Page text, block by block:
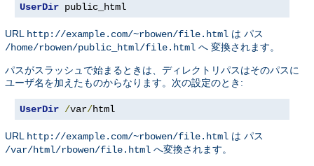
UserDir public_html
URL http://example.com/~rbowen/file.html は パス
/home/rbowen/public_html/file.html へ 変換されます。
パスがスラッシュで始まるときは、ディレクトリパスはそのパスに
ユーザ名を加えたものからなります。次の設定のとき:
UserDir /var/html
URL http://example.com/~rbowen/file.html は パス
/var/html/rbowen/file.html へ変換されます。